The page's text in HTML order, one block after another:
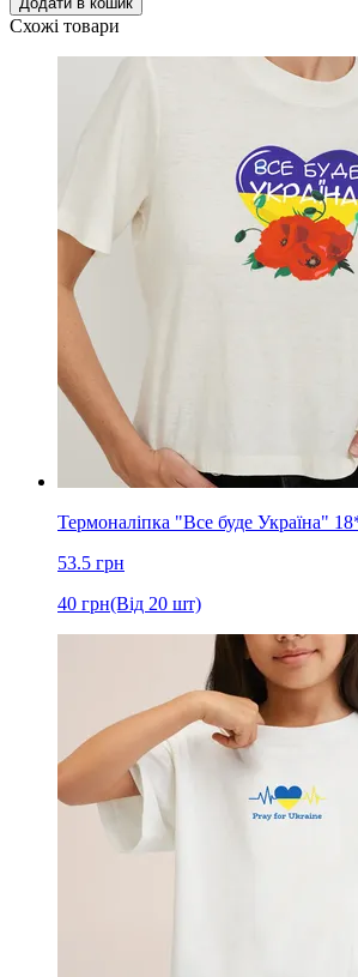
Схожі товари
Термоналіпка "Все буде Україна"
53.5 грн
40 грн(Від 20 шт)